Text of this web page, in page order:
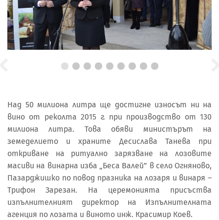
Над 50 милиона литра ще достигне износът ни на
вино от реколта 2015 г. при производство от 130
милиона литра. Това обяви министърът на
земеделието и храните Десислава Танева при
откриване на ритуално зарязване на лозовите
масиви на винарна изба „Беса Валей” в село Огняново,
Пазарджишко по повод празника на лозаря и винаря –
Трифон Зарезан. На церемонията присъства
изпълнителният директор на Изпълнителната
агенция по лозата и виното инж. Красимир Коев.